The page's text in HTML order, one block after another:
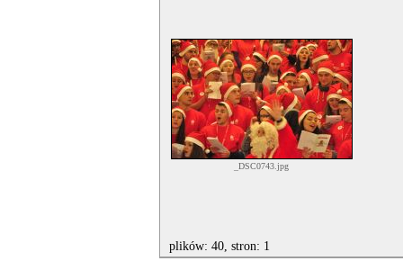
_DSC0743.jpg
plików: 40, stron: 1